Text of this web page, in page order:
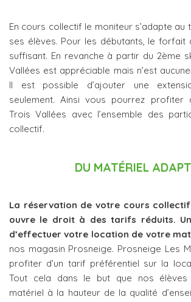
En cours collectif le moniteur s’adapte
ses élèves. Pour les débutants, le forfait
suffisant. En revanche à partir du 2ème
Vallées est appréciable mais n’est
Il est possible d’ajouter une
seulement. Ainsi vous pourrez profiter
Trois Vallées avec l’ensemble des
collectif.
DU MATÉRIEL
La réservation de votre cours
ouvre le droit à des tarifs réduits.
d’effectuer votre location de votre
nos magasin Prosneige. Prosneige Les
profiter d’un tarif préférentiel sur la
Tout cela dans le but que nos élèves
matériel à la hauteur de la qualité